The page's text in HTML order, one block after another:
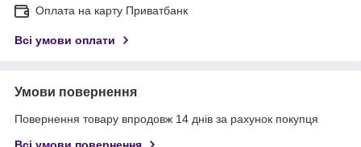
Оплата на карту Приватбанк
Всі умови оплати
Умови повернення
Повернення товару впродовж 14 днів за рахунок покупця
Всі умови повернення